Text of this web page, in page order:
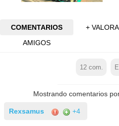
COMENTARIOS
+
AMIGOS
12com.
Mostrando comentarios
Rexsamus +4